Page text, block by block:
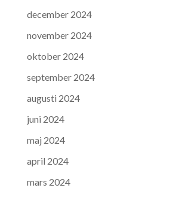
december 2024
november 2024
oktober 2024
september 2024
augusti 2024
juni 2024
maj 2024
april 2024
mars 2024